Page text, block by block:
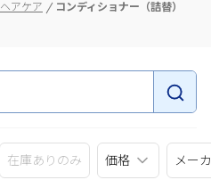
ヘアケア コンディショナー（詰替）
在庫ありのみ 価格 メー